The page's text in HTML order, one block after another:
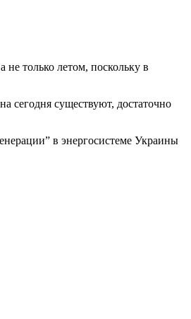
только летом, поскольку в
сегодня существуют, достаточно
в энергосистеме Украины